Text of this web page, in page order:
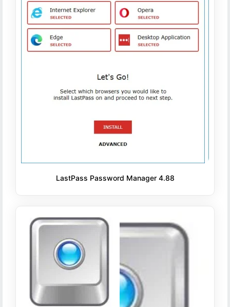
LastPass Password Manager 4.88